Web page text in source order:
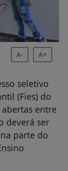
A- A+
seletivo
(Fies) do
entre
deverá ser
parte do